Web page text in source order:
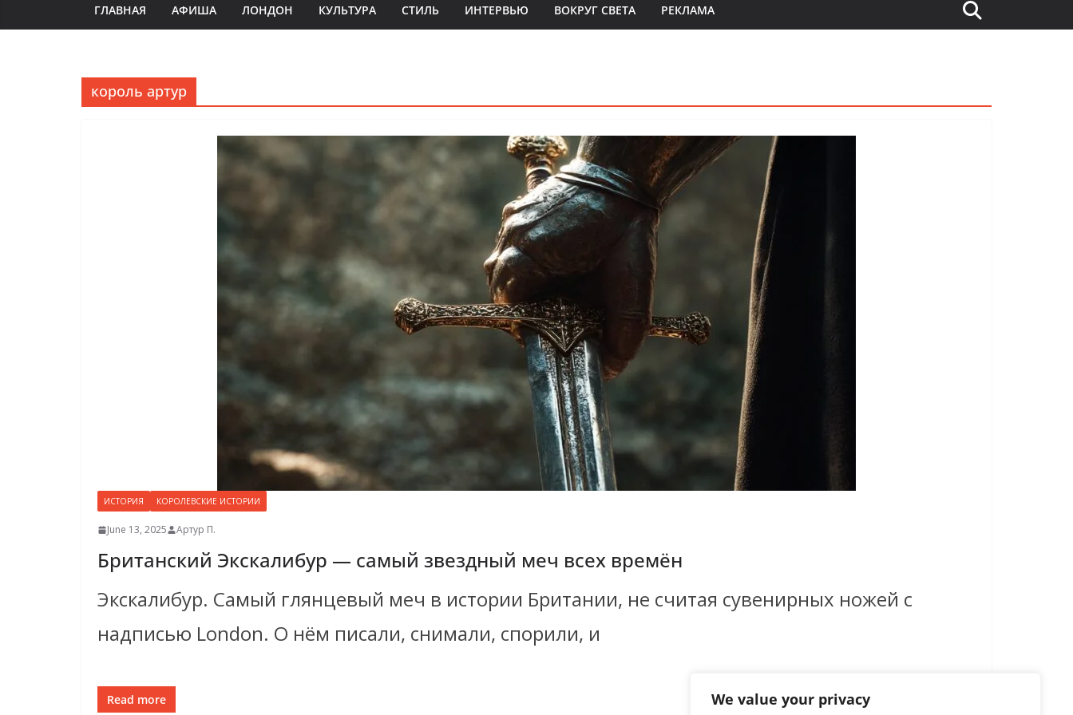
We value your privacy
ГЛАВНАЯ АФИША ЛОНДОН КУЛЬТУРА СТИЛЬ ИНТЕРВЬЮ ВОКРУГ СВЕТА РЕКЛАМА
король артур
ИСТОРИЯ КОРОЛЕВСКИЕ ИСТОРИИ
June 13, 2025 Артур П.
Британский Экскалибур — самый звездный меч всех времён
Экскалибур. Самый глянцевый меч в истории Британии, не считая сувенирных ножей с
надписью London. О нём писали, снимали, спорили, и
Read more